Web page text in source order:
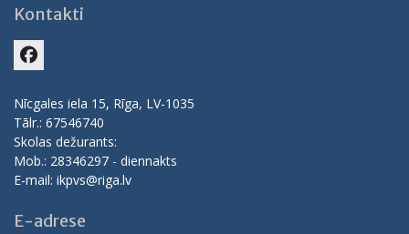
Kontakti
Nīcgales iela 15, Rīga, LV-1035
Tālr.: 67546740
Skolas dežurants:
Mob.: 28346297 - diennakts
E-mail: ikpvs@riga.lv
E-adrese